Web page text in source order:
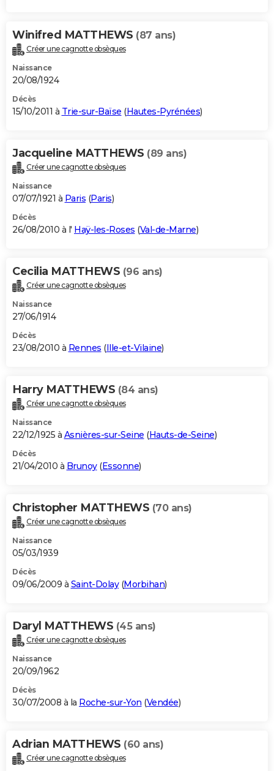
Winifred MATTHEWS (87 ans)
Créer une cagnotte obsèques
Naissance
20/08/1924
Décès
15/10/2011 à Trie-sur-Baïse (Hautes-Pyrénées)
Jacqueline MATTHEWS (89 ans)
Créer une cagnotte obsèques
Naissance
07/07/1921 à Paris (Paris)
Décès
26/08/2010 à l' Haÿ-les-Roses (Val-de-Marne)
Cecilia MATTHEWS (96 ans)
Créer une cagnotte obsèques
Naissance
27/06/1914
Décès
23/08/2010 à Rennes (Ille-et-Vilaine)
Harry MATTHEWS (84 ans)
Créer une cagnotte obsèques
Naissance
22/12/1925 à Asnières-sur-Seine (Hauts-de-Seine)
Décès
21/04/2010 à Brunoy(Essonne)
Christopher MATTHEWS (70 ans)
Créer une cagnotte obsèques
Naissance
05/03/1939
Décès
09/06/2009 à Saint-Dolay(Morbihan)
Daryl MATTHEWS (45 ans)
Créer une cagnotte obsèques
Naissance
20/09/1962
Décès
30/07/2008 à la Roche-sur-Yon (Vendée)
Adrian MATTHEWS (60 ans)
Créer une cagnotte obsèques